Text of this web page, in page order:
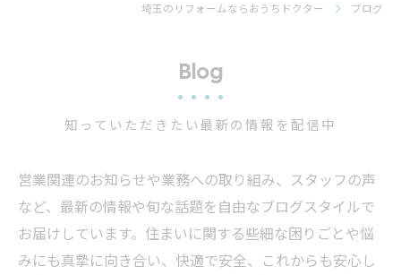
埼玉のリフォームならおうちドクター ブログ
Blog
知っていただきたい最新の情報を配信中
営業関連のお知らせや業務への取り組み、スタッフの声
など、最新の情報や旬な話題を自由なブログスタイルで
お届けしています。住まいに関する些細な困りごとや悩
みにも真摯に向き合い、快適で安全、これからも安心し